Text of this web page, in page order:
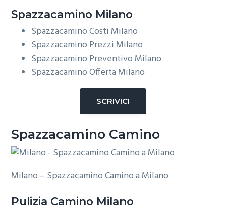
Spazzacamino Milano
Spazzacamino Costi Milano
Spazzacamino Prezzi Milano
Spazzacamino Preventivo Milano
Spazzacamino Offerta Milano
SCRIVICI
Spazzacamino Camino
Milano – Spazzacamino Camino a Milano
Pulizia Camino Milano